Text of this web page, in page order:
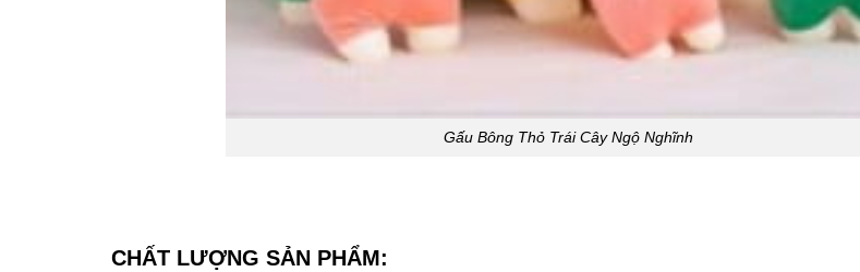
Gấu Bông Thỏ Trái Cây Ngộ Nghĩnh
CHẤT LƯỢNG SẢN PHẨM: